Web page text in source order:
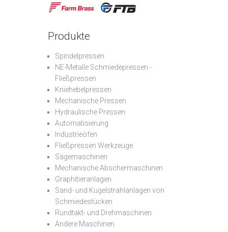
Produkte
Spindelpressen
NE-Metalle Schmiedepressen -
Fließpressen
Kniehebelpressen
Mechanische Pressen
Hydraulische Pressen
Automatisierung
Industrieöfen
Fließpressen Werkzeuge
Sägemaschinen
Mechanische Abschermaschinen
Graphitieranlagen
Sand- und Kugelstrahlanlagen von
Schmiedestücken
Rundtakt- und Drehmaschinen
Andere Maschinen